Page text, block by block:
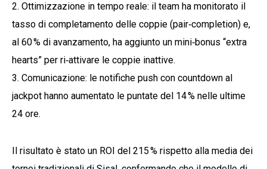
2. Ottimizzazione in tempo reale: il team ha monitorato il
tasso di completamento delle coppie (pair‑completion) e,
al 60 % di avanzamento, ha aggiunto un mini‑bonus “extra
hearts” per ri‑attivare le coppie inattive.
3. Comunicazione: le notifiche push con countdown al
jackpot hanno aumentato le puntate del 14 % nelle ultime
24 ore.
Il risultato è stato un ROI del 215 % rispetto alla media dei